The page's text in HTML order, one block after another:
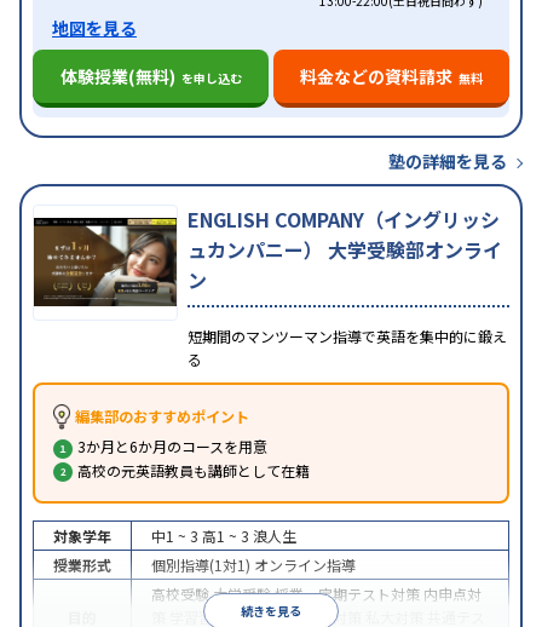
地図を見る
体験授業(無料) を申し込む 料金などの資料請求 無料
塾の詳細を見る
ENGLISH COMPANY（イングリッシ
ュカンパニー） 大学受験部オンライ
ン
短期間のマンツーマン指導で英語を集中的に鍛え
る
編集部のおすすめポイント
3か月と6か月のコースを用意
高校の元英語教員も講師として在籍
続きを見る
対象学年 中1 ~ 3 高1 ~ 3 浪人生
授業形式
個別指導(1対1) オンライン指導
高校受験大学受験授業・定期テスト対策 内申点対
学習習慣の定着国公立大対策